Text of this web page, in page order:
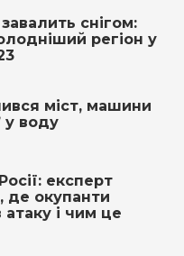
снігом:
регіон у
міст, машини
у воду
експерт
де окупанти
атаку і чим це